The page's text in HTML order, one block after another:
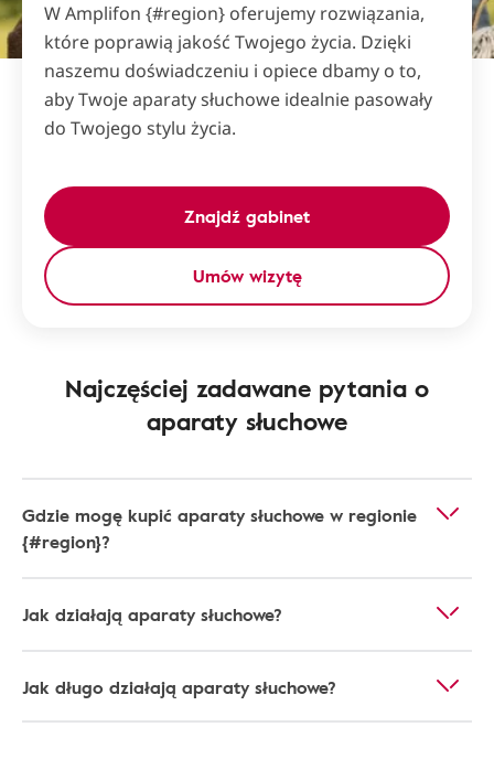
W Amplifon {#region} oferujemy rozwiązania,
które poprawią jakość Twojego życia. Dzięki
naszemu doświadczeniu i opiece dbamy o to,
aby Twoje aparaty słuchowe idealnie pasowały
do Twojego stylu życia.
Znajdź gabinet
Umów wizytę
Najczęściej zadawane pytania o
aparaty słuchowe
Gdzie mogę kupić aparaty słuchowe w regionie
{#region}?
Jak działają aparaty słuchowe?
Jak długo działają aparaty słuchowe?